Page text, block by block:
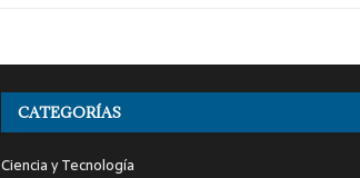
CATEGORÍAS
Ciencia y Tecnología